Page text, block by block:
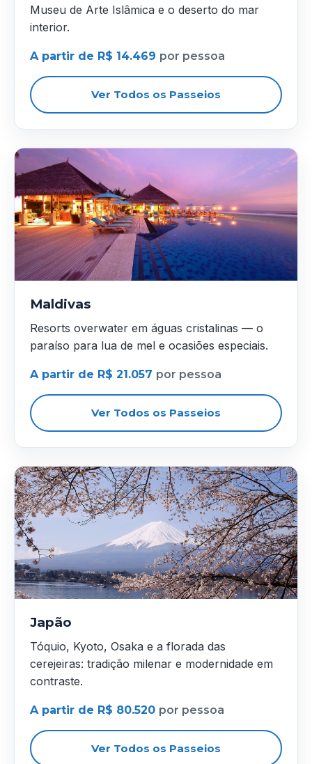
Museu de Arte Islâmica e o deserto do mar
interior.
A partir de R$ 14.469 por pessoa
Ver Todos os Passeios
Maldivas
Resorts overwater em águas cristalinas — o
paraíso para lua de mel e ocasiões especiais.
A partir de R$ 21.057 por pessoa
Ver Todos os Passeios
Japão
Tóquio, Kyoto, Osaka e a florada das
cerejeiras: tradição milenar e modernidade em
contraste.
A partir de R$ 80.520 por pessoa
Ver Todos os Passeios